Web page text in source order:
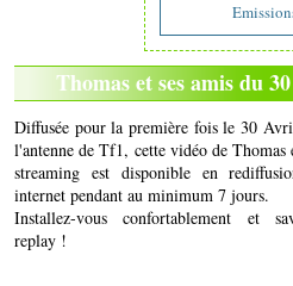
Thomas et ses amis du
Diffusée pour la première fois le 30
l'antenne de Tf1, cette vidéo de Thomas
streaming est disponible en
internet pendant au minimum 7 jours.
Installez-vous confortablement et
replay !